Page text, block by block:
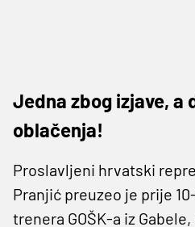
Jedna zbog izjave, a
oblačenja!
Proslavljeni hrvatski
Pranjić preuzeo je prije
trenera GOŠK-a iz